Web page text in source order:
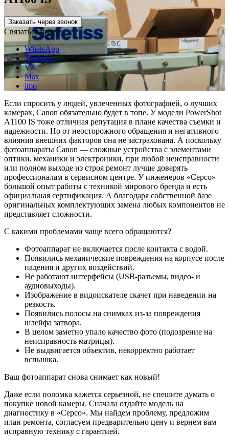
Заказать через звонок
Связаться через
WhatsApp
Telegram
VK
Max
imo
Если спросить у людей, увлеченных фотографией, о лучших
камерах, Canon обязательно будет в топе. У модели PowerShot
A1100 IS тоже отличная репутация в плане качества съемки и
надежности. Но от неосторожного обращения и негативного
влияния внешних факторов она не застрахована. А поскольку
фотоаппараты Canon — сложные устройства с элементами
оптики, механики и электроники, при любой неисправности
или полном выходе из строя ремонт лучше доверять
профессионалам в сервисном центре. У инженеров «Серсо»
большой опыт работы с техникой мирового бренда и есть
официальная сертификация. А благодаря собственной базе
оригинальных комплектующих замена любых компонентов не
представляет сложности.
С какими проблемами чаще всего обращаются?
Фотоаппарат не включается после контакта с водой.
Появились механические повреждения на корпусе после
падения и других воздействий.
Не работают интерфейсы (USB-разъемы, видео- и
аудиовыходы).
Изображение в видоискателе скачет при наведении на
резкость.
Появились полосы на снимках из-за повреждения
шлейфа затвора.
В целом заметно упало качество фото (подозрение на
неисправность матрицы).
Не выдвигается объектив, некорректно работает
вспышка.
Ваш фотоаппарат снова снимает как новый!
Даже если поломка кажется серьезной, не спешите думать о
покупке новой камеры. Сначала отдайте модель на
диагностику в «Серсо». Мы найдем проблему, предложим
план ремонта, согласуем предварительно цену и вернем вам
исправную технику с гарантией.